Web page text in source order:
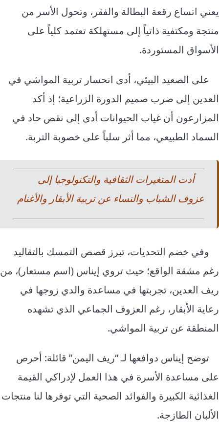
يعني اتساع رقعة البطالة والفقر، وتحول الأسر من
منتجة ومكتفية ذاتياً إلى مستهلكة تعتمد كلياً على
الأسواق المستوردة.
على الصعيد البيئي، أدى انحسار تربية المواشي في
العدين إلى ضرب صميم الدورة الزراعية؛ إذ أكد
المزارعون أن غياب الحيوانات أدى إلى نقص حاد في
السماد الطبيعي، مما أثر سلباً على خصوبة التربة.
أدت المتغيرات الثقافية والتكنولوجيا إلى
عزوف الشباب والنساء عن تربية الأبقار والأغنام
وفي خضم التحديات، تبرز قصص التمسك بالتقاليد
رغم مشقة الواقع؛ حيث تروي إيناس (اسم مستعار)، من
ريف العدين، تجربتها في مساعدة والدي زوجها في
رعاية الأبقار، رغم العزوف الجماعي الذي تشهده
المنطقة عن تربية المواشي.
توضح إيناس دوافعها لـ “ريف اليمن” قائلة: أحرص
على مساعدة الأسرة في هذا العمل لإدراكي القيمة
الغذائية الكبيرة والفوائد الصحية التي توفرها لنا منتجات
الألبان الطازجة.